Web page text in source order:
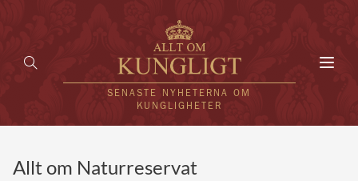
SENASTE NYHETERNA OM
KUNGLIGHETER
Allt om Naturreservat